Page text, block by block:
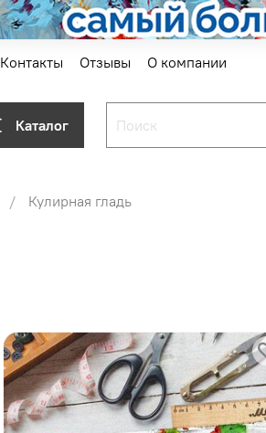
Контакты Отзывы О компании
Каталог
Кулирная гладь